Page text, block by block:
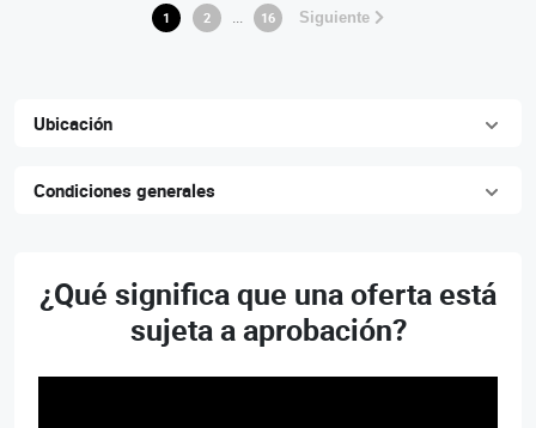
1 2 ... 16 Siguiente
Ubicación
Condiciones generales
¿Qué significa que una oferta está
sujeta a aprobación?